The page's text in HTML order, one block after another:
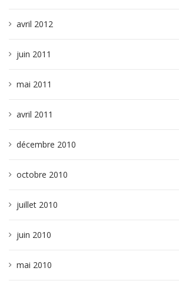
avril 2012
juin 2011
mai 2011
avril 2011
décembre 2010
octobre 2010
juillet 2010
juin 2010
mai 2010